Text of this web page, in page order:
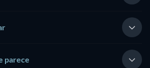
parece